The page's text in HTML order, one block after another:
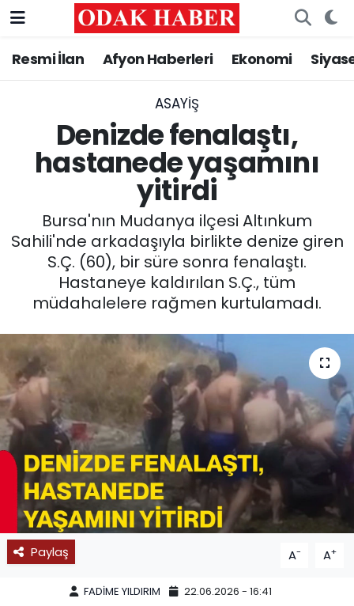
Resmi İlan Afyon Haberleri Ekonomi
ASAYİŞ
Denizde fenalaştı,
hastanede yaşamını
yitirdi
Bursa'nın Mudanya ilçesi Altınkum
Sahili'nde arkadaşıyla birlikte denize giren
S.Ç. (60), bir süre sonra fenalaştı.
Hastaneye kaldırılan S.Ç., tüm
müdahalelere rağmen kurtulamadı.
Paylaş A- A+
FADİME YILDIRIM 22.06.2026 - 16:41
AFYONKARAHİSAR HABERLERİ
ASAYİŞ
SİYASET
EĞİTİM
MAGAZİN
SAĞLIK
SPOR
11:11 MANŞET
Nöbetçi Eczaneler
Trafik Durumu
Süper Lig Puan Durumu ve Fikstür
Tüm Manşetler
Son Dakika Haberleri
Haber Arşivi